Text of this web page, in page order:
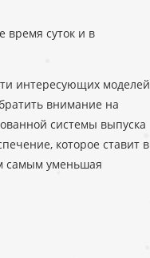
время суток и в
интересующих моделей
внимание на
системы выпуска
которое ставит в
самым уменьшая